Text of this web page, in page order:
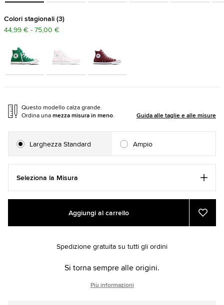
Colori stagionali 3
44,99 € - 75,00 €
Questo modello calza grande.
Ordina unamezza misura in meno. Guida alle taglie e alle misure
Larghezza Standard Ampio
Seleziona la Misura
Add
cart
Product
Aggiungi al carrello
ai
Spedizione gratuita su tutti gli ordini
Si torna sempre alle origini.
Più informazioni